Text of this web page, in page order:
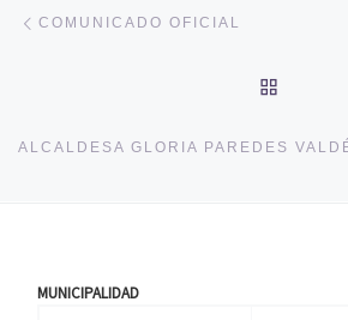
COMUNICADO OFICIAL
MUNICIPALIDAD